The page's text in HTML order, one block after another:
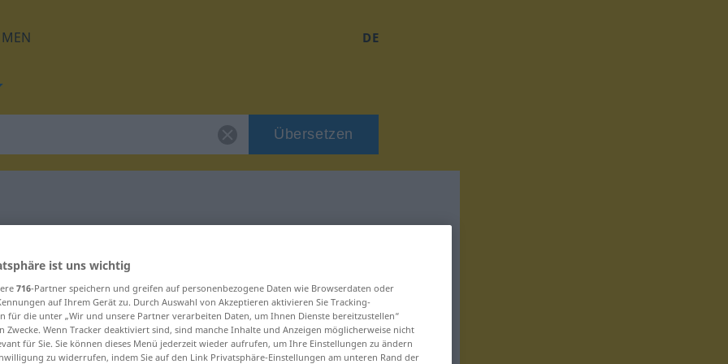
DE
Übersetzen
"Gewirr"
ist uns wichtig
716-Partner speichern und greifen auf personenbezogene Daten wie Browserdaten oder
auf Ihrem Gerät zu. Durch Auswahl von Akzeptieren aktivieren Sie Tracking-
für die unter „Wir und unsere Partner verarbeiten Daten, um Ihnen Dienste bereitzustellen“
Zwecke. Wenn Tracker deaktiviert sind, sind manche Inhalte und Anzeigen möglicherweise nicht
für Sie. Sie können dieses Menü jederzeit wieder aufrufen, um Ihre Einstellungen zu ändern
zu widerrufen, indem Sie auf den Link Privatsphäre-Einstellungen am unteren Rand der